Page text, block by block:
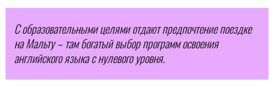
С образовательными целями отдают предпочтение поездке
на Мальту – там богатый выбор программ освоения
английского языка с нулевого уровня.